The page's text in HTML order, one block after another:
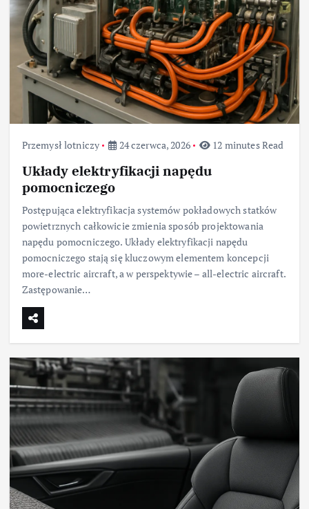
Przemysł lotniczy 24 czerwca, 2026 12 minutes Read
Układy elektryfikacji napędu
pomocniczego
Postępująca elektryfikacja systemów pokładowych statków
powietrznych całkowicie zmienia sposób projektowania
napędu pomocniczego. Układy elektryfikacji napędu
pomocniczego stają się kluczowym elementem koncepcji
more-electric aircraft, a w perspektywie – all-electric aircraft.
Zastępowanie…